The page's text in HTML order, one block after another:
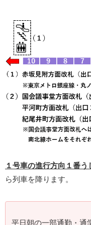
１号車の進行方向１番う
ら列車を降ります。
平日朝の一部通勤・通